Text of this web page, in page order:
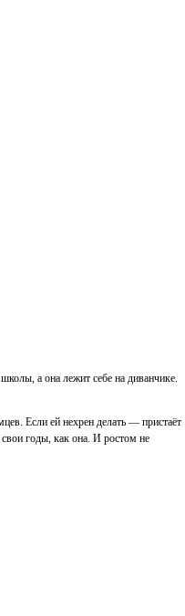
а она лежит себе на диванчике.
Если ей нехрен делать — пристаёт
годы, как она. И ростом не